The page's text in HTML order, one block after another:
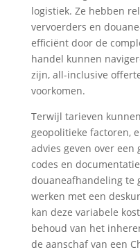
logistiek. Ze hebben
vervoerders en
efficiënt door de
handel kunnen
zijn, all-inclusive
voorkomen.
Terwijl tarieven
geopolitieke factoren,
advies geven over een
codes en
douaneafhandeling te
werken met een
kan deze variabele
behoud van het
de aanschaf van een